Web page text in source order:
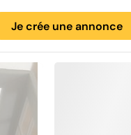
Je crée une annonce